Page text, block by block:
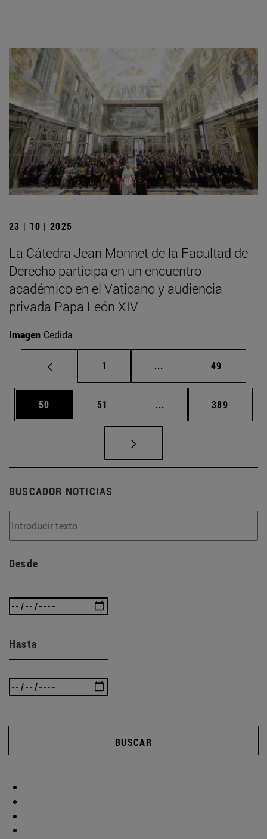
23 | 10 | 2025
La Cátedra Jean Monnet de la Facultad de
Derecho participa en un encuentro
académico en el Vaticano y audiencia
privada Papa León XIV
Imagen Cedida
Página
1 ... Páginas intermedias
Página
49
Página
50 Página
51 ... Páginas intermedias
Página
389
BUSCADOR NOTICIAS
Desde
Hasta
BUSCAR